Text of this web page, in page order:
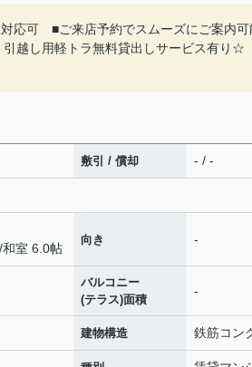
応可 ■ご来店予約でスムーズにご案内可
越し用軽トラ無料貸出しサービス有り☆
敷引 / 償却 - / -
/和室 6.0帖
向き -
バルコニー
(テラス)面積
-
建物構造 鉄筋コン